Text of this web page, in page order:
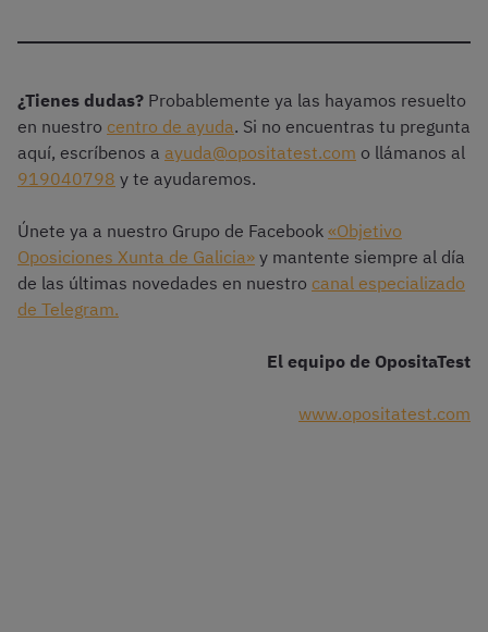
¿Tienes dudas? Probablemente ya las hayamos resuelto
en nuestro centro de ayuda. Si no encuentras tu pregunta
aquí, escríbenos a ayuda@opositatest.com o llámanos al
919040798 y te ayudaremos.
Únete ya a nuestro Grupo de Facebook «Objetivo
Oposiciones Xunta de Galicia» y mantente siempre al día
de las últimas novedades en nuestro canal especializado
de Telegram.
El equipo de OpositaTest
www.opositatest.com